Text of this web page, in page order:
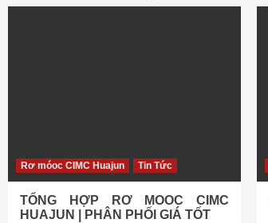
Rơ móoc CIMC Huajun Tin Tức
TỔNG HỢP RƠ MOOC CIMC
HUAJUN | PHÂN PHỐI GIÁ TỐT